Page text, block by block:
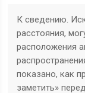
К сведению.
расстояния,
расположения
показано, как
заметить»